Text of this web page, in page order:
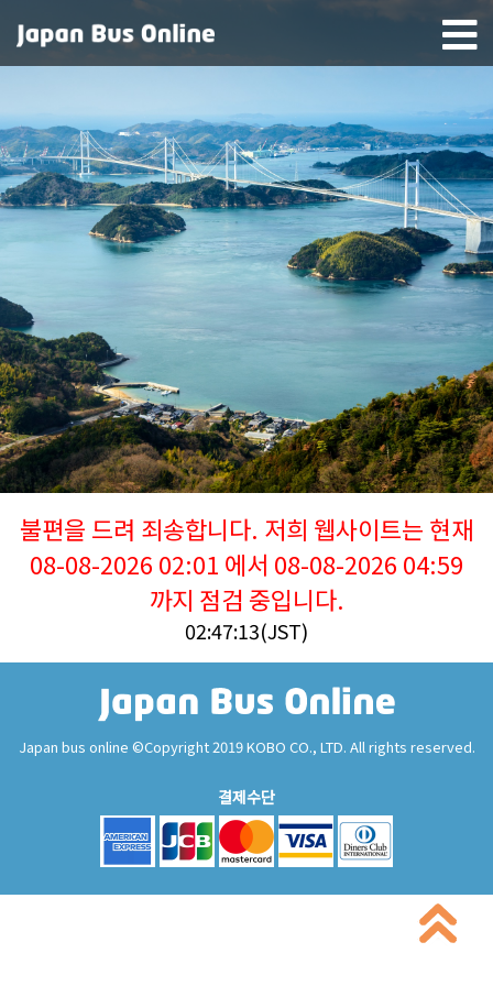
불편을 드려 죄송합니다. 저희 웹사이트는 현재
08-08-2026 02:01 에서 08-08-2026 04:59
까지 점검 중입니다.
02:47:13(JST)
Japan bus online ©Copyright 2019 KOBO CO., LTD. All rights reserved.
결제수단